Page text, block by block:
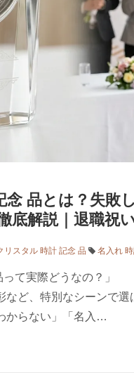
念 品とは？失敗
底解説｜退職祝
リスタル 時計 記念 品 名入れ
て実際どうなの？」
ど、特別なシーンで選
からない」「名入…